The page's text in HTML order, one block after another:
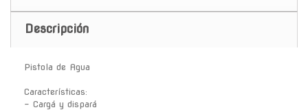
Descripción
Pistola de Agua
Características:
- Cargá y dispará